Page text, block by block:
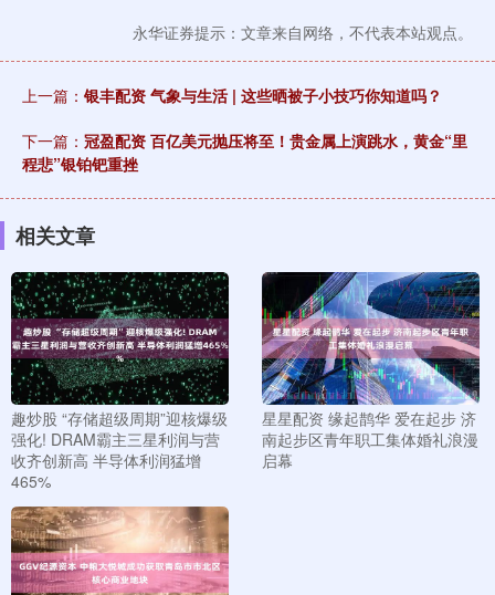
永华证券提示：文章来自网络，不代表本站观点。
上一篇： 银丰配资 气象与生活 | 这些晒被子小技巧你知道吗？
下一篇： 冠盈配资 百亿美元抛压将至！贵金属上演跳水，黄金“里
程悲”银铂钯重挫
相关文章
趣炒股 “存储超级周期”迎核爆级
强化! DRAM霸主三星利润与营
收齐创新高 半导体利润猛增
465%
星星配资 缘起鹊华 爱在起步 济
南起步区青年职工集体婚礼浪漫
启幕